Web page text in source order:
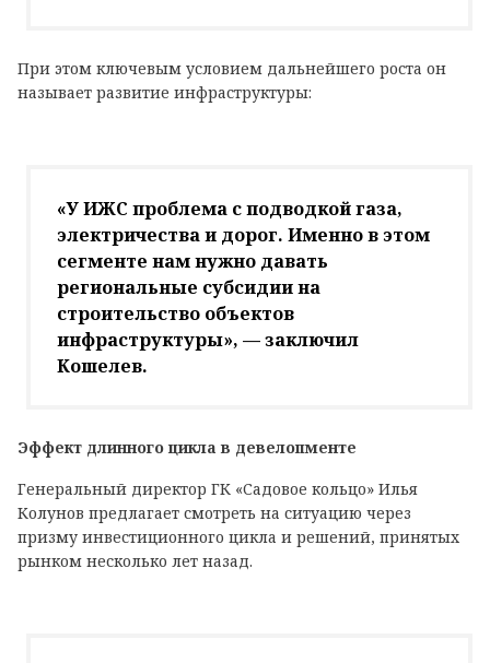
При этом ключевым условием дальнейшего роста он
называет развитие инфраструктуры:
«У ИЖС проблема с подводкой газа,
электричества и дорог. Именно в этом
сегменте нам нужно давать
региональные субсидии на
строительство объектов
инфраструктуры», — заключил
Кошелев.
Эффект длинного цикла в девелопменте
Генеральный директор ГК «Садовое кольцо» Илья
Колунов предлагает смотреть на ситуацию через
призму инвестиционного цикла и решений, принятых
рынком несколько лет назад.